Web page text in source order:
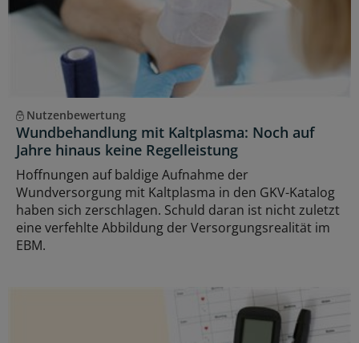
Nutzenbewertung
Wundbehandlung mit Kaltplasma: Noch auf
Jahre hinaus keine Regelleistung
Hoffnungen auf baldige Aufnahme der
Wundversorgung mit Kaltplasma in den GKV-Katalog
haben sich zerschlagen. Schuld daran ist nicht zuletzt
eine verfehlte Abbildung der Versorgungsrealität im
EBM.